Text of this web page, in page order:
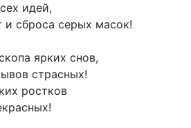
идей,
сброса серых масок!
ярких снов,
страсных!
ростков